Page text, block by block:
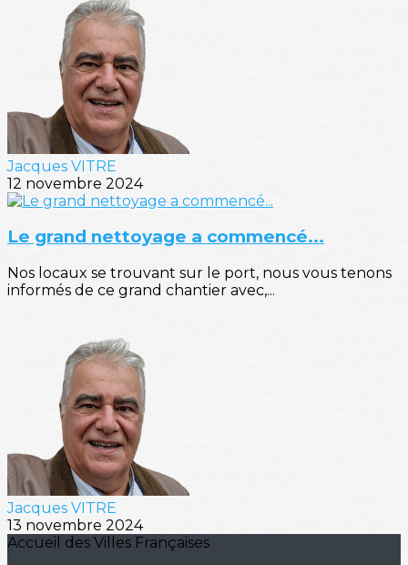
Jacques VITRE
12 novembre 2024
Le grand nettoyage a commencé...
Nos locaux se trouvant sur le port, nous vous tenons
informés de ce grand chantier avec,...
Jacques VITRE
13 novembre 2024
Accueil des Villes Françaises